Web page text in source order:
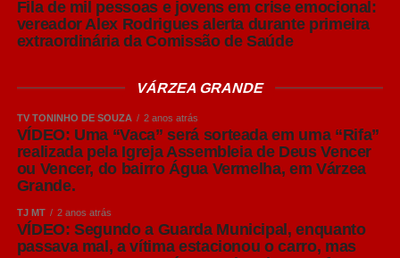
intensos e perfis sensoriais mais complexos.
American Lager: o estilo que muitos brasileiros chamam
de Pilsen
No Brasil, é comum que cervejas do estilo American
Lager sejam chamadas popularmente de “Pilsen”. Apesar
da associação, os dois estilos não são exatamente
iguais. A American Lager tornou-se o estilo mais
Fila de mil pessoas e jovens em crise emocional:
vereador Alex Rodrigues alerta durante primeira
extraordinária da Comissão de Saúde
VÁRZEA GRANDE
TV TONINHO DE SOUZA 2 anos atrás
VÍDEO: Uma “Vaca” será sorteada em uma “Rifa”
realizada pela Igreja Assembleia de Deus Vencer
ou Vencer, do bairro Água Vermelha, em Várzea
Grande.
TJ MT 2 anos atrás
VÍDEO: Segundo a Guarda Municipal, enquanto
passava mal, a vítima estacionou o carro, mas